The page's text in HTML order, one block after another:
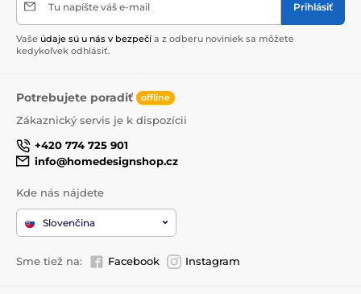
Tu napíšte váš e-mail Prihlásiť
Vaše údaje sú u nás v bezpečí a z odberu noviniek sa môžete
kedykoľvek odhlásiť.
Potrebujete poradiť offline
Zákaznický servis je k dispozícii
+420 774 725 901
info@homedesignshop.cz
Kde nás nájdete
Slovenčina
Sme tiež na: Facebook Instagram